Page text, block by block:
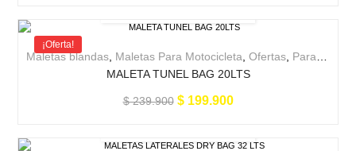
¡Oferta!
Maletas blandas Maletas Para Motocicleta Ofertas Para la moto
MALETA TUNEL BAG 20LTS
$239.900 $199.900